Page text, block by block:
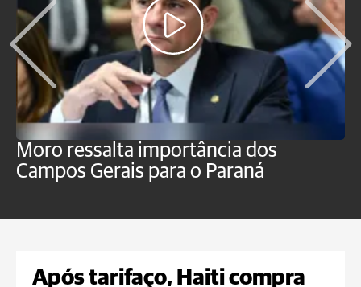
Moro ressalta importância dos
Campos Gerais para o Paraná
Após tarifaço, Haiti compra